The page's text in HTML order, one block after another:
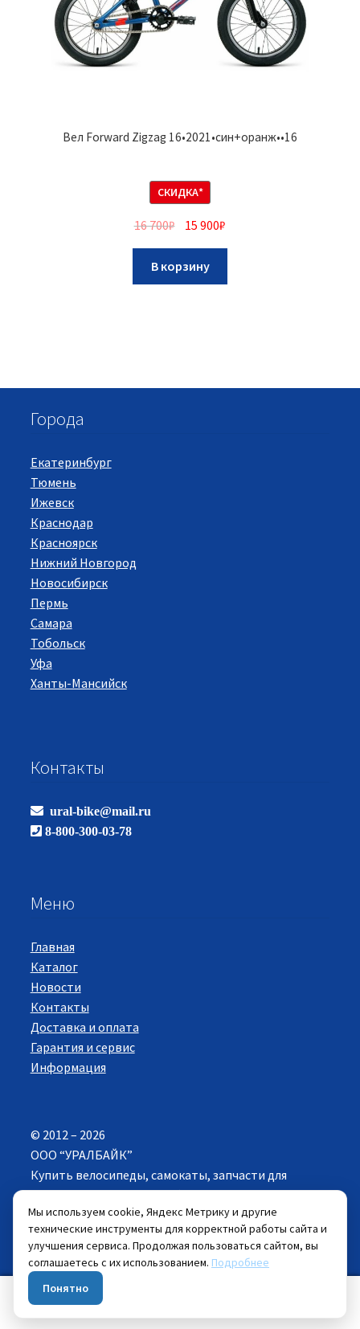
Вел Forward Zigzag 16•2021•син+оранж••16
СКИДКА*
16 700₽ 15 900₽
В корзину
Города
Екатеринбург
Тюмень
Ижевск
Краснодар
Красноярск
Нижний Новгород
Новосибирск
Пермь
Самара
Тобольск
Уфа
Ханты-Мансийск
Контакты
ural-bike@mail.ru
8-800-300-03-78
Меню
Главная
Каталог
Новости
Контакты
Доставка и оплата
Гарантия и сервис
Информация
© 2012 – 2026
ООО “УРАЛБАЙК”
Купить велосипеды, самокаты, запчасти для
велосипедов в Екатеринбурге. Все права
защищены.
Цены указанные на сайте действуют при
самовывозе велосипеда из розничных магазинов.
Мы используем cookie, Яндекс Метрику и другие
технические инструменты для корректной работы сайта и
улучшения сервиса. Продолжая пользоваться сайтом, вы
соглашаетесь с их использованием. Подробнее
Понятно